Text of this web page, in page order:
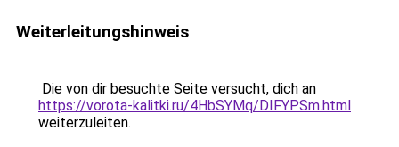
Weiterleitungshinweis
Die von dir besuchte Seite versucht, dich an
https://vorota-kalitki.ru/4HbSYMq/DIFYPSm.html
weiterzuleiten.